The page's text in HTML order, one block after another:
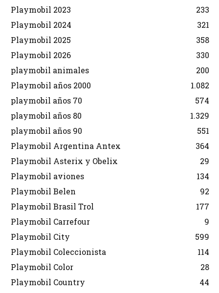
Playmobil 2023
233
Playmobil 2024
321
Playmobil 2025
358
Playmobil 2026
330
playmobil animales
200
Playmobil años 2000
1.082
playmobil años 70
574
playmobil años 80
1.329
playmobil años 90
551
Playmobil Argentina Antex
364
Playmobil Asterix y Obelix
29
Playmobil aviones
134
Playmobil Belen
92
Playmobil Brasil Trol
177
Playmobil Carrefour
9
Playmobil City
599
Playmobil Coleccionista
114
Playmobil Color
28
Playmobil Country
44